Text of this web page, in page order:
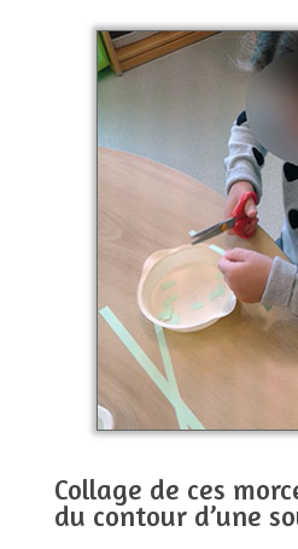
Collage de ces
du contour d’une